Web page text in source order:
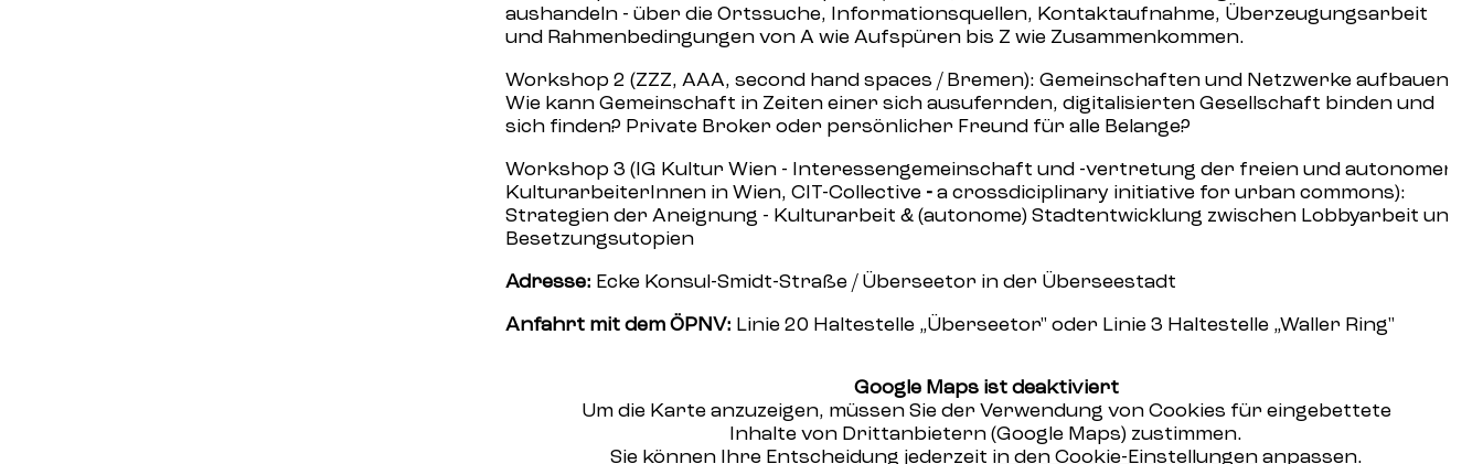
aushandeln - über die Ortssuche, Informationsquellen, Kontaktaufnahme, Überzeugungsarbeit
und Rahmenbedingungen von A wie Aufspüren bis Z wie Zusammenkommen.
Workshop 2 (ZZZ,AAA,second hand spaces / Bremen): Gemeinschaften und Netzwerke aufbauen -
Wie kann Gemeinschaft in Zeiten einer sich ausufernden, digitalisierten Gesellschaft binden und
sich finden? Private Broker oder persönlicher Freund für alle Belange?
Workshop 3 (IG Kultur Wien - Interessengemeinschaft und -vertretung der freien und autonomen
KulturarbeiterInnen in Wien,CIT-Collective -a crossdiciplinary initiative for urban commons):
Strategien der Aneignung - Kulturarbeit & (autonome) Stadtentwicklung zwischen Lobbyarbeit und
Besetzungsutopien
Adresse: Ecke Konsul-Smidt-Straße / Überseetor in der Überseestadt
Anfahrt mit dem ÖPNV: Linie 20 Haltestelle „Überseetor" oder Linie 3 Haltestelle „Waller Ring"
Google Maps ist deaktiviert
Um die Karte anzuzeigen, müssen Sie der Verwendung von Cookies für eingebettete
Inhalte von Drittanbietern (Google Maps) zustimmen.
Sie können Ihre Entscheidung jederzeit in den Cookie-Einstellungenanpassen.